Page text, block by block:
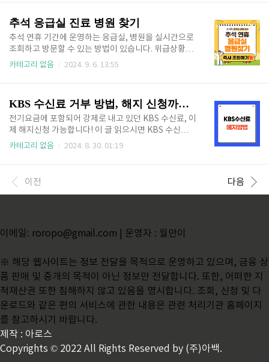
튼 누르면 ..
est7 알려드리겠습니다. 7곳의 불꽃축제 명당 모두 각
각 다른 매력을 가지고 있으니 아래 리스트 확인하시고
위치나 취향에 맞는 곳을 선택하여 불꽃축제를 즐겨보
세요. 🎇 2024 서울 세계 불꽃축제 명당 best7 ✨ 1.
여의도 한강공원 2024 서울 세계 불꽃축제의 메인 축
추석 응급실 진료 병원 찾기
추석 연휴 기간에 운영하는 응급실, 병원을 실시간으로
조회하고 방문할 수 있는 방법이 있습니다. 위급상황에
병원 찾아 다니느라 시간 낭비하지 마시고 지금 바로 조
봐 걱정되시나요? 한시가 급한 상황에서 여기저기 찾아
다니며 발 동동 구르지 않고 추석 응급실, 진료하는 병
원 실시간으로 바로 찾을 수 있습니다. 아래 보건복지부
에서 제공하는 응급의료포털 E-gen 사이트(http://ww
w.e-gen.or.kr)에서 추석 연휴 응급실, 진료중인 병원
진료중인 병원 또는 진료 예정인 병원 미리 확인..
카테고리 없음 2024. 9. 6. 13:55
KBS 수신료 거부 방법, 해지 신청까지 빠르게!
전기요금에 포함되어 강제로 내고 있던 KBS 수신료, 이
제 해지신청 가능합니다! 이 글 읽으시면 KBS 수신료
거부방법(해지 신청방법) 빠르게 확인하실 수 있습니
요! 🔽 월 2,500원 절약 가능 🔽해지신청 바로가기
👆 목차 KBS 수신료 거부방법 최근 TV를 보지 않고 O
로 납부해야 했지만 이제는 조건이 충족된다면 KBS 수
신료 거부방법 및 해지방법은 3가지 방법이 있습니다. ..
카테고리 없음 2024. 8. 30. 01:19
이전 다음
이메일: roropo@gmail.com | 운영자 : 월만이
※ 해당 웹사이트는 정보 전달을 목적으로 운영하고 있으며, 금융 상
품 판매 및 중개의 목적이 아닌 정보만 전달합니다. 또한, 어떠한 지
적재산권 또한 침해하지 않고 있음을 명시합니다. 조회, 신청 및 다
운로드와 같은 편의 서비스에 관한 내용은 관련 처리기관 홈페이지
를 참고하시기 바랍니다.
제작 : 아로스
Copyrights © 2022 All Rights Reserved by (주)아백.